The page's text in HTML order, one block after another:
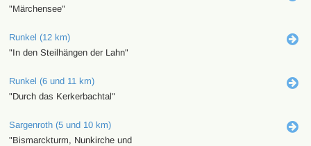
"Märchensee"
Runkel (12 km)
"In den Steilhängen der Lahn"
Runkel (6 und 11 km)
"Durch das Kerkerbachtal"
Sargenroth (5 und 10 km)
"Bismarckturm, Nunkirche und